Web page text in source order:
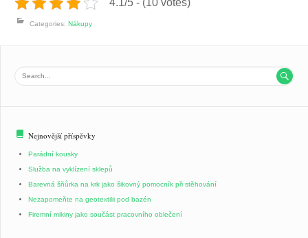
4.1/5 - (10 votes)
Categories: Nákupy

Nejnovější příspěvky
Parádní kousky
Služba na vyklízení sklepů
Barevná šňůrka na krk jako šikovný pomocník při stěhování
Nezapomeňte na geotextilii pod bazén
Firemní mikiny jako součást pracovního oblečení